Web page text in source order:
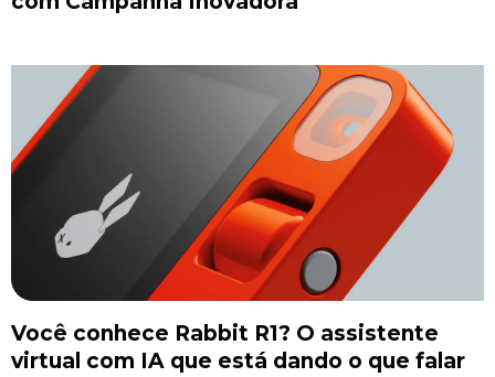
Você conhece Rabbit R1? O assistente
virtual com IA que está dando o que falar